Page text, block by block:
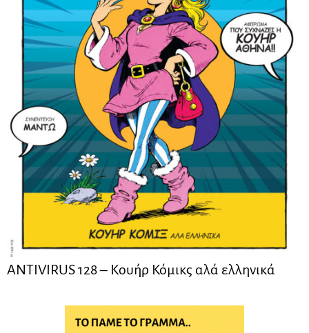
ANTIVIRUS 128 – Kουήρ Κόμικς αλά ελληνικά